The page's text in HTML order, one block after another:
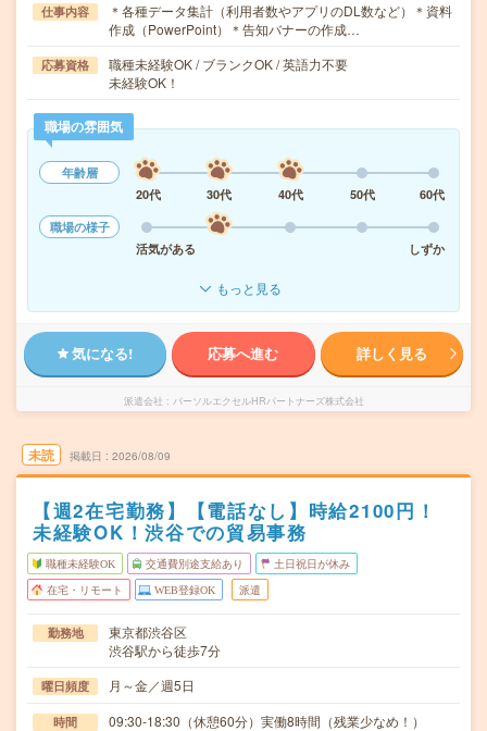
仕事内容
＊各種データ集計（利用者数やアプリのDL数など）＊資料
作成（PowerPoint）＊告知バナーの作成…
応募資格
職種未経験OK / ブランクOK / 英語力不要
未経験OK！
職場の雰囲気
年齢層
20代
30代 40代 50代
60代
職場の様子
活気がある
しずか
もっと見る
気になる! 応募へ進む 詳しく見る
派遣会社 パーソルエクセルHRパートナーズ株式会社
未読 掲載日 2026/08/09
【週2在宅勤務】【電話なし】時給2100円！
未経験OK！渋谷での貿易事務
職種未経験OK 交通費別途支給あり 土日祝日が休み
在宅・リモート WEB登録OK 派遣
勤務地
東京都渋谷区
渋谷駅から徒歩7分
曜日頻度 月～金／週5日
時間 09:30-18:30（休憩60分）実働8時間（残業少なめ！）